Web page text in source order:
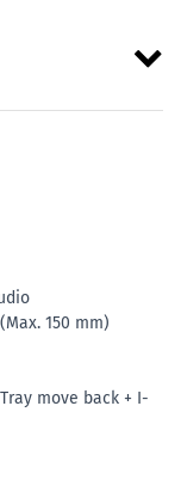
150 mm)
move back + I-